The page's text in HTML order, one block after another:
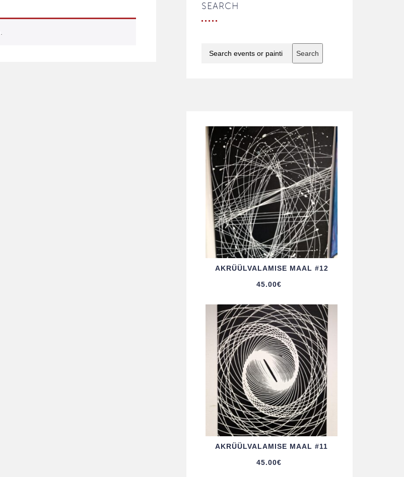
SEARCH
Search
AKRÜÜL­VALAMISE MAAL #12
45.00€
AKRÜÜL­VALAMISE MAAL #11
45.00€